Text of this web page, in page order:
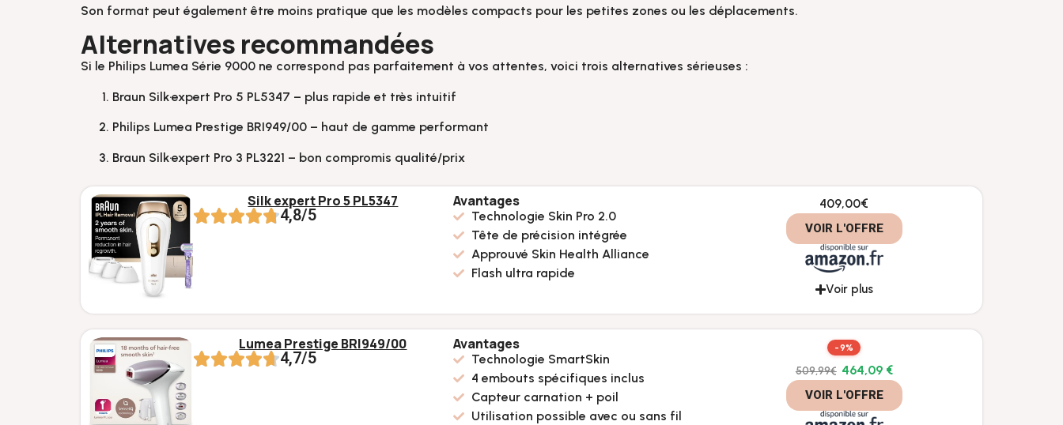
Son format peut également être moins pratique que les modèles compacts pour les petites zones ou les déplacements.
Alternatives recommandées
Si le Philips Lumea Série 9000 ne correspond pas parfaitement à vos attentes, voici trois alternatives sérieuses :
Braun Silk·expert Pro 5 PL5347 – plus rapide et très intuitif
Philips Lumea Prestige BRI949/00 – haut de gamme performant
Braun Silk·expert Pro 3 PL3221 – bon compromis qualité/prix
Silk expert Pro 5 PL5347
4,8/5
Avantages
Technologie Skin Pro 2.0
Tête de précision intégrée
Approuvé Skin Health Alliance
Flash ultra rapide
409,00€
VOIR L'OFFRE
Voir plus
Lumea Prestige BRI949/00
4,7/5
Avantages
Technologie SmartSkin
4 embouts spécifiques inclus
Capteur carnation + poil
Utilisation possible avec ou sans fil
-9%
509,99€ 464,09 €
VOIR L'OFFRE